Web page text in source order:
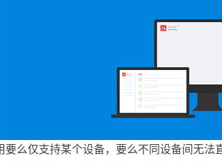
要么仅支持某个设备，要么不同设备间无